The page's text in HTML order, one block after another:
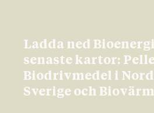
Ladda ned
senaste kartor:
Biodrivmedel i
Sverige och